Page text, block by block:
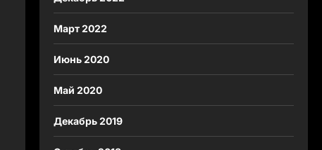
Март 2022
Июнь 2020
Май 2020
Декабрь 2019